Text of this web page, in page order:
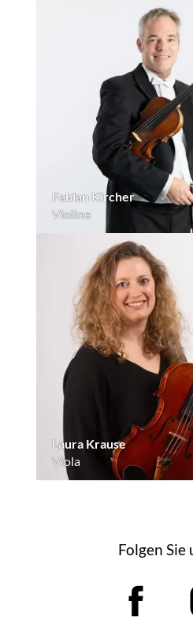
Fabian Kircher
Violine
Laura Krause
Viola
Folgen Sie